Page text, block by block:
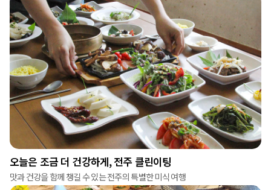
오늘은 조금 더 건강하게, 전주 클린이팅
맛과 건강을 함께 챙길 수 있는 전주의 특별한 미식 여행